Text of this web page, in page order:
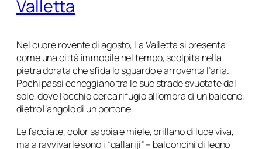
Valletta
Nel cuore rovente di agosto, La Valletta si presenta
come una città immobile nel tempo, scolpita nella
pietra dorata che sfida lo sguardo e arroventa l’aria.
Pochi passi echeggiano tra le sue strade svuotate dal
sole, dove l’occhio cerca rifugio all’ombra di un balcone,
dietro l’angolo di un portone.
Le facciate, color sabbia e miele, brillano di luce viva,
ma a ravvivarle sono i “gallariji” – balconcini di legno